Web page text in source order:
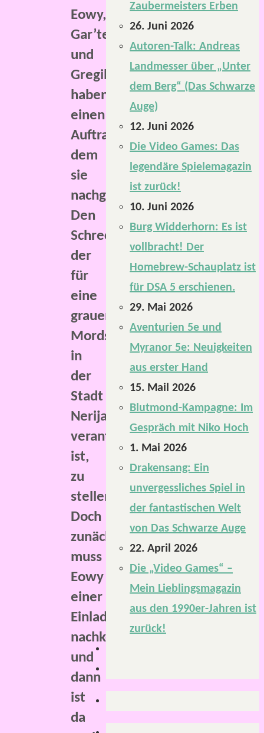
Eowy,
Gar’tek
und
Gregil
haben
einen
Auftrag,
dem
sie
nachgehen:
Den
Schrecken,
der
für
eine
grauenhafte
Mordserie
in
der
Stadt
Nerijalkow
verantwortlich
ist,
zu
stellen.
Doch
zunächst
muss
Eowy
einer
Einladung
nachkommen
und
dann
ist
da
Zaubermeisters Erben
26. Juni 2026
Autoren-Talk: Andreas
Landmesser über „Unter
dem Berg“ (Das Schwarze
Auge)
12. Juni 2026
Die Video Games: Das
legendäre Spielemagazin
ist zurück!
10. Juni 2026
Burg Widderhorn: Es ist
vollbracht! Der
Homebrew-Schauplatz ist
für DSA 5 erschienen.
29. Mai 2026
Aventurien 5e und
Myranor 5e: Neuigkeiten
aus erster Hand
15. Mail 2026
Blutmond-Kampagne: Im
Gespräch mit Niko Hoch
1. Mai 2026
Drakensang: Ein
unvergessliches Spiel in
der fantastischen Welt
von Das Schwarze Auge
22. April 2026
Die „Video Games“ –
Mein Lieblingsmagazin
aus den 1990er-Jahren ist
zurück!